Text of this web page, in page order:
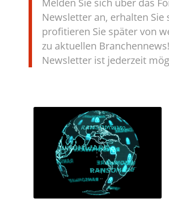
Melden Sie sich über das
Newsletter an, erhalten
profitieren Sie später von
zu aktuellen
Newsletter ist jederzeit